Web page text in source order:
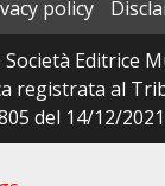
policy
Editrice
registrata al
del 14/12/2021